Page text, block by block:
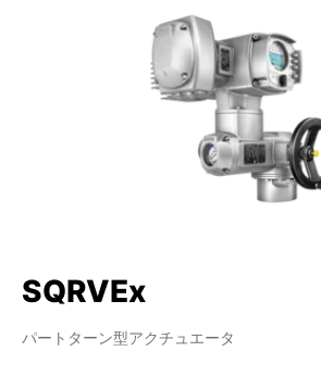
SQRVEx
パートターン型アクチュエータ